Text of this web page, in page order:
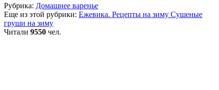
Рубрика: Домашнее варенье
Еще из этой рубрики: Ежевика. Рецепты на зиму Сушеные
груши на зиму
Читали 9550 чел.